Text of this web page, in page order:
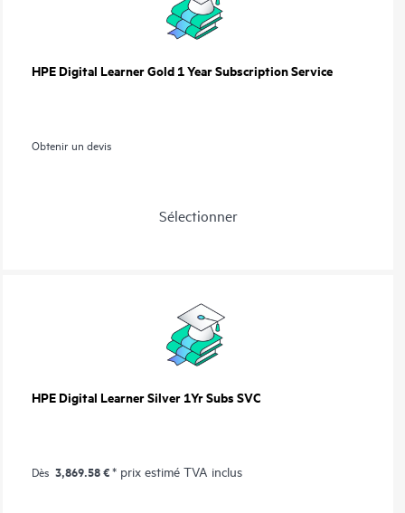
HPE Digital Learner Gold 1 Year Subscription Service
Obtenir un devis
Sélectionner
HPE Digital Learner Silver 1Yr Subs SVC
Dès 3,869.58 €* prix estimé TVA inclus